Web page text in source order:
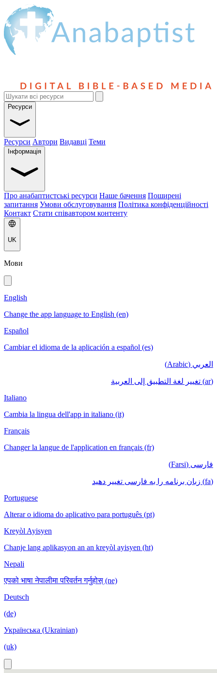
Ресурси
Ресурси Автори Видавці Теми
Інформація
Про анабаптистські ресурси Наше бачення Поширені
запитання Умови обслуговування Політика конфіденційності
Контакт Стати співавтором контенту
UK
Мови
English
Change the app language to English (en)
Español
Cambiar el idioma de la aplicación a español (es)
العربي (Arabic)
(ar) تغيير لغة التطبيق إلى العربية
Italiano
Cambia la lingua dell'app in italiano (it)
Français
Changer la langue de l'application en français (fr)
فارسی (Farsi)
(fa) زبان برنامه را به فارسی تغییر دهید
Portuguese
Alterar o idioma do aplicativo para português (pt)
Kreyòl Ayisyen
Chanje lang aplikasyon an an kreyòl ayisyen (ht)
Nepali
एपको भाषा नेपालीमा परिवर्तन गर्नुहोस् (ne)
Deutsch
(de)
Українська (Ukrainian)
(uk)